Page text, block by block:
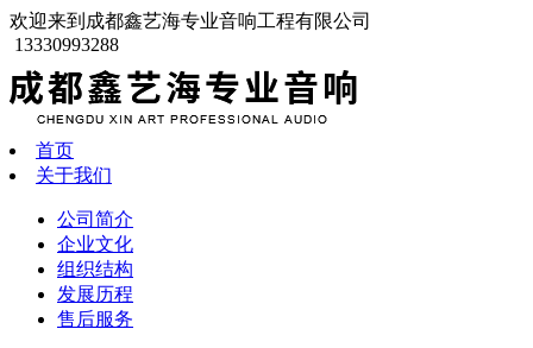
欢迎来到成都鑫艺海专业音响工程有限公司
13330993288
首页
关于我们
公司简介
企业文化
组织结构
发展历程
售后服务